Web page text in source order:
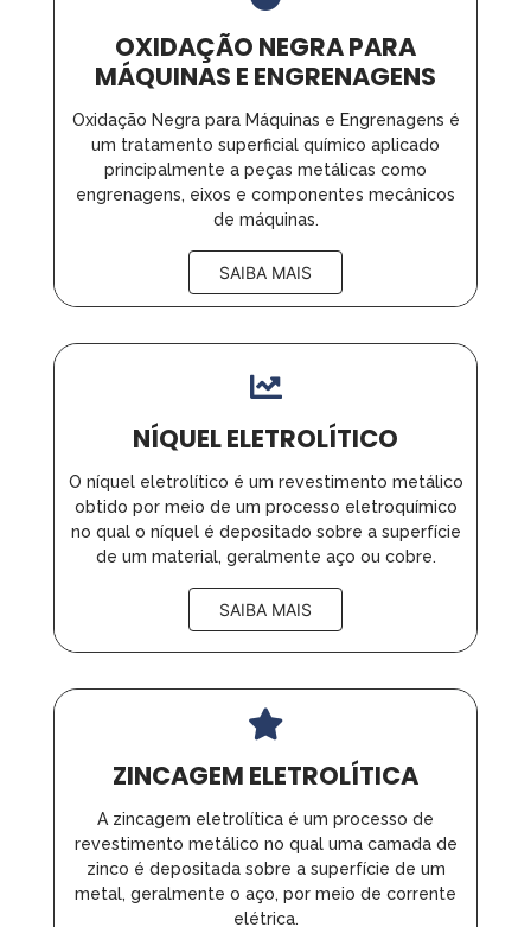
OXIDAÇÃO NEGRA PARA
MÁQUINAS E ENGRENAGENS
Oxidação Negra para Máquinas e Engrenagens é
um tratamento superficial químico aplicado
principalmente a peças metálicas como
engrenagens, eixos e componentes mecânicos
de máquinas.
SAIBA MAIS
NÍQUEL ELETROLÍTICO
O níquel eletrolítico é um revestimento metálico
obtido por meio de um processo eletroquímico
no qual o níquel é depositado sobre a superfície
de um material, geralmente aço ou cobre.
SAIBA MAIS
ZINCAGEM ELETROLÍTICA
A zincagem eletrolítica é um processo de
revestimento metálico no qual uma camada de
zinco é depositada sobre a superfície de um
metal, geralmente o aço, por meio de corrente
elétrica.